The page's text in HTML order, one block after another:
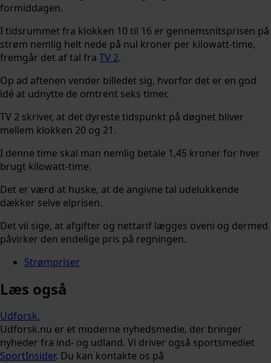
formiddagen.
I tidsrummet fra klokken 10 til 16 er gennemsnitsprisen på
strøm nemlig helt nede på nul kroner per kilowatt-time,
fremgår det af tal fra TV 2.
Op ad aftenen vender billedet sig, hvorfor det er en god
idé at udnytte de omtrent seks timer.
TV 2 skriver, at det dyreste tidspunkt på døgnet bliver
mellem klokken 20 og 21.
I denne time skal man nemlig betale 1,45 kroner for hver
brugt kilowatt-time.
Det er værd at huske, at de angivne tal udelukkende
dækker selve elprisen.
Det vil sige, at afgifter og nettarif lægges oveni og dermed
påvirker den endelige pris på regningen.
Strømpriser
Læs også
Udforsk.
Udforsk.nu er et moderne nyhedsmedie, der bringer
nyheder fra ind- og udland. Vi driver også sportsmediet
SportInsider. Du kan kontakte os på